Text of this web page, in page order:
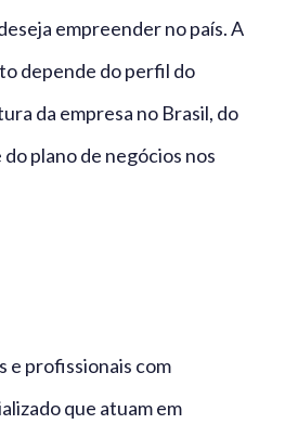
empreender no país. A
depende do perfil do
da empresa no Brasil, do
plano de negócios nos
e profissionais com
que atuam em